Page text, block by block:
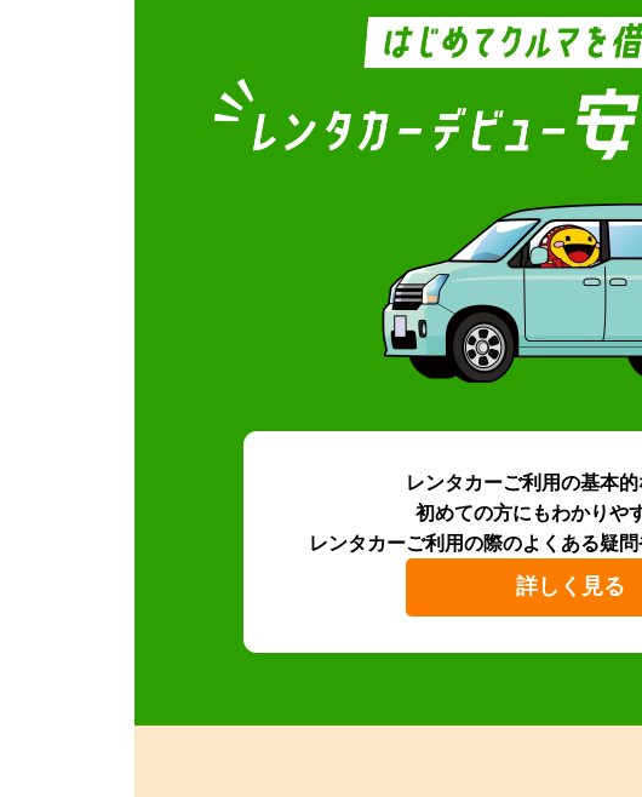
レンタカーご利用の基本
初めての方にもわかりや
レンタカーご利用の際のよくある疑問
詳しく見る